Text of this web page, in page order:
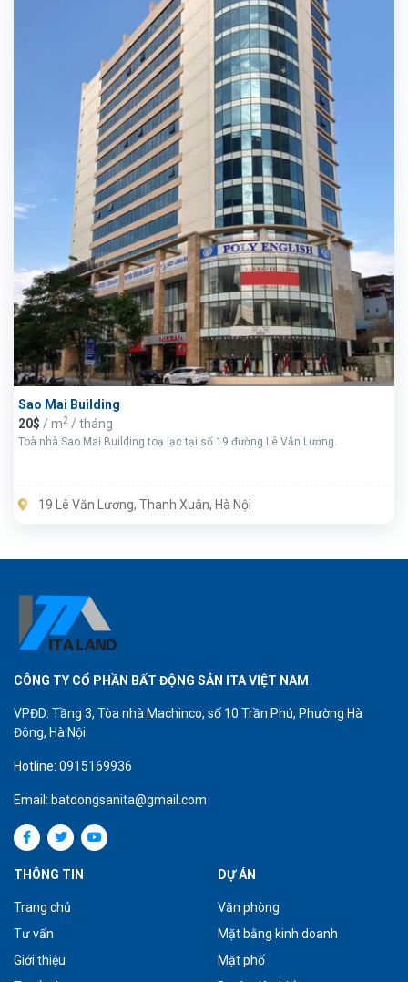
Sao Mai Building
20$ / m2 / tháng
Toà nhà Sao Mai Building toạ lạc tại số 19 đường Lê Văn Lương.
19 Lê Văn Lương, Thanh Xuân, Hà Nội
CÔNG TY CỔ PHẦN BẤT ĐỘNG SẢN ITA VIỆT NAM
VPĐD: Tầng 3, Tòa nhà Machinco, số 10 Trần Phú, Phường Hà
Đông, Hà Nội
Hotline: 0915169936
Email: batdongsanita@gmail.com
THÔNG TIN
Trang chủ
Tư vấn
Giới thiệu
DỰ ÁN
Văn phòng
Mặt bằng kinh doanh
Mặt phố